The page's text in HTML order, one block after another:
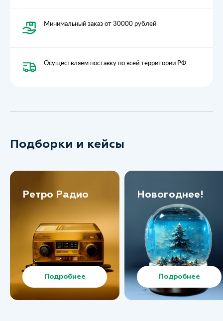
Минимальный заказ от 30000 рублей
Осуществляем поставку по всей территории РФ.
Подборки и кейсы
Ретро Радио
Подробнее
Новогоднее!
Подробнее